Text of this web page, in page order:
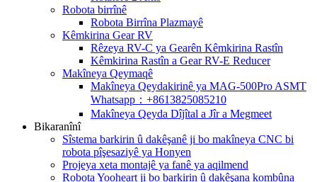
Robota birrînê
Robota Birrîna Plazmayê
Kêmkirina Gear RV
Rêzeya RV-C ya Gearên Kêmkirina Rastîn
Kêmkirina Rastîn a Gear RV-E Reducer
Makîneya Qeymaqê
Makîneya Qeydakirinê ya MAG-500Pro ASMT
Whatsapp：+8613825085210
Makîneya Qeyda Dîjîtal a Jîr a Megmeet
Bikaranînî
Sîstema barkirin û dakêşanê ji bo makîneya CNC bi
robota pîşesaziyê ya Honyen
Projeya xeta montajê ya fanê ya aqilmend
Robota Yooheart ji bo barkirin û dakêşana kombûna